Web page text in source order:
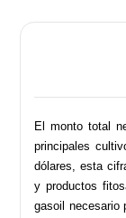
El monto total
principales
dólares, esta
y productos
gasoil necesario